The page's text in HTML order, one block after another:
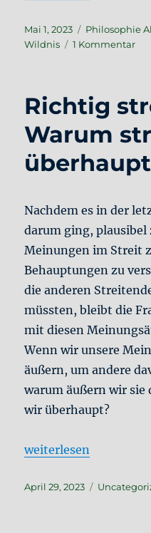
Veröffentlicht
am
Mai 1, 2023 Kategorien
Philosophie
Wildnis
1 Kommentarzu
#1:
In
die
Richtig
Warum
Nachdem es in der
darum ging, plausibel
Meinungen im Streit
Behauptungen zu
die anderen
müssten, bleibt die
mit diesen
Wenn wir unsere
äußern, um andere
warum äußern wir sie
wir überhaupt?
„Richtig streiten
weiterlesen
Veröffentlicht
April 29, 2023 Kategorien